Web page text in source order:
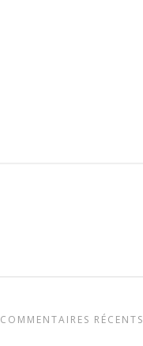
COMMENTAIRES RÉCENTS